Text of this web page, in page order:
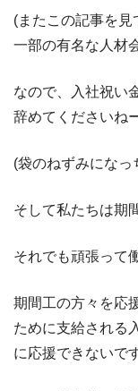
(またこの記事を見
一部の有名な人材
なので、入社祝い
辞めてくださいね
(袋のねずみになっ
そして私たちは期
それでも頑張って
期間工の方々を応
ために支給される
に応援できないで